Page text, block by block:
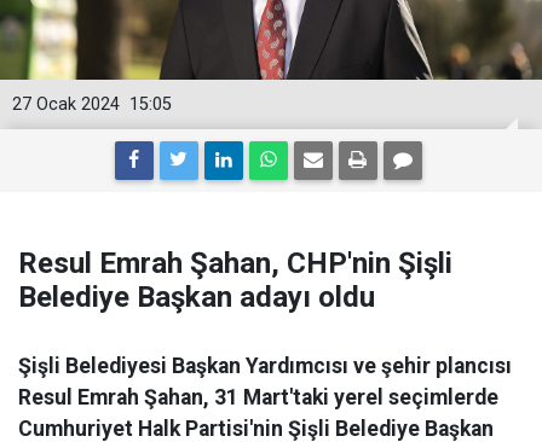
15:05
27 Ocak 2024
Resul Emrah Şahan, CHP'nin Şişli
Belediye Başkan adayı oldu
Şişli Belediyesi Başkan Yardımcısı ve şehir plancısı
Resul Emrah Şahan, 31 Mart'taki yerel seçimlerde
Cumhuriyet Halk Partisi'nin Şişli Belediye Başkan